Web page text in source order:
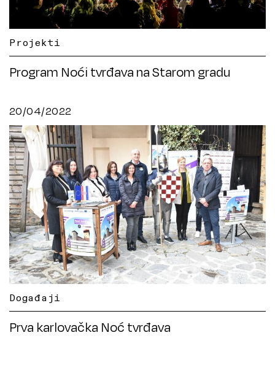
Projekti
Program Noći tvrđava na Starom gradu
20/04/2022
Događaji
Prva karlovačka Noć tvrđava